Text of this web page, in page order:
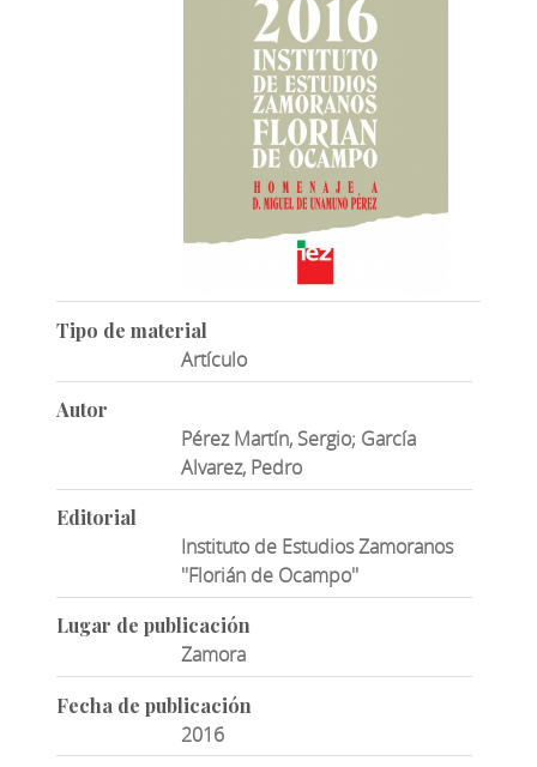
Tipo de material
Artículo
Autor
Pérez Martín, Sergio; García
Alvarez, Pedro
Editorial
Instituto de Estudios Zamoranos
''Florián de Ocampo''
Lugar de publicación
Zamora
Fecha de publicación
2016